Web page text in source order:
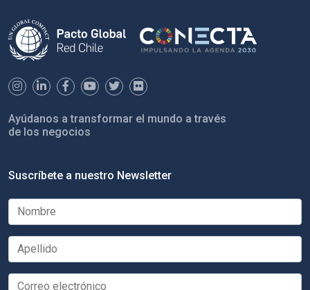
Ayúdanos a transformar el mundo a través
de los negocios
Suscríbete a nuestro Newsletter